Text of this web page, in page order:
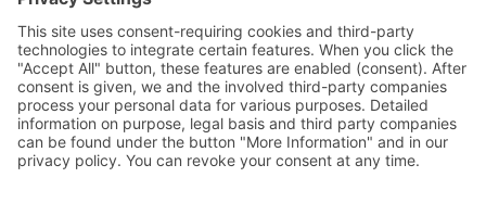
Google Ads Remarketing
Diese Website nutzt die Funktionen von Google Ads Remarketing.
Anbieter ist die Google Ireland Limited („Google“), Gordon House,
Barrow Street, Dublin 4, Irland.
Mit Google Ads Remarketing können wir Personen, die mit
unserem Online-Angebot interagieren bestimmten Zielgruppen